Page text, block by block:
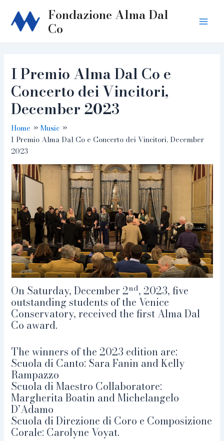
content
Fondazione Alma Dal
Co
I Premio Alma Dal Co e
Concerto dei Vincitori,
December 2023
Home
Music
I Premio Alma Dal Co e Concerto dei Vincitori, December
2023
On Saturday, December 2nd, 2023, five
outstanding students of the Venice
Conservatory, received the first Alma Dal
Co award.
The winners of the 2023 edition are:
Scuola di Canto: Sara Fanin and Kelly
Rampazzo
Scuola di Maestro Collaboratore:
Margherita Boatin and Michelangelo
D’Adamo
Scuola di Direzione di Coro e Composizione
Corale: Carolyne Voyat.